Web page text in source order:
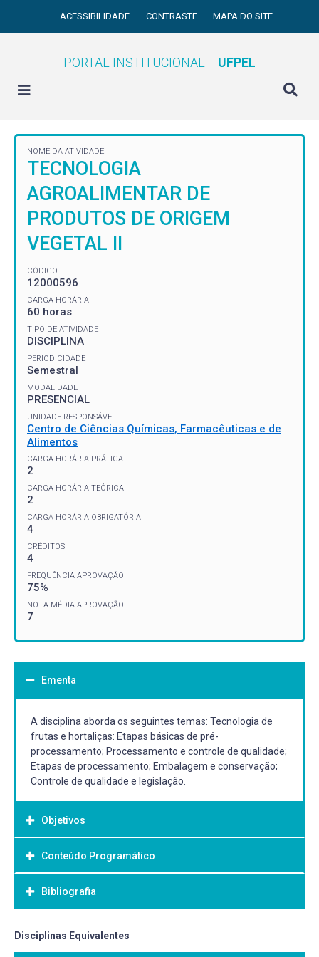
ACESSIBILIDADE CONTRASTE MAPA DO SITE
PORTAL INSTITUCIONAL UFPEL
NOME DA ATIVIDADE
TECNOLOGIA
AGROALIMENTAR DE
PRODUTOS DE ORIGEM
VEGETAL II
CÓDIGO
12000596
CARGA HORÁRIA
60 horas
TIPO DE ATIVIDADE
DISCIPLINA
PERIODICIDADE
Semestral
MODALIDADE
PRESENCIAL
UNIDADE RESPONSÁVEL
Centro de Ciências Químicas, Farmacêuticas e de
Alimentos
CARGA HORÁRIA PRÁTICA
2
CARGA HORÁRIA TEÓRICA
2
CARGA HORÁRIA OBRIGATÓRIA
4
CRÉDITOS
4
FREQUÊNCIA APROVAÇÃO
75%
NOTA MÉDIA APROVAÇÃO
7
Ementa
A disciplina aborda os seguintes temas: Tecnologia de
frutas e hortaliças: Etapas básicas de pré-
processamento; Processamento e controle de qualidade;
Etapas de processamento; Embalagem e conservação;
Controle de qualidade e legislação.
Objetivos
Objetivo Geral:
Apresentar as principais tecnologias para o
processamento de frutas e hortaliças seguindo os
Conteúdo Programático
Bibliografia
Bibliografia Básica:
Disciplinas Equivalentes